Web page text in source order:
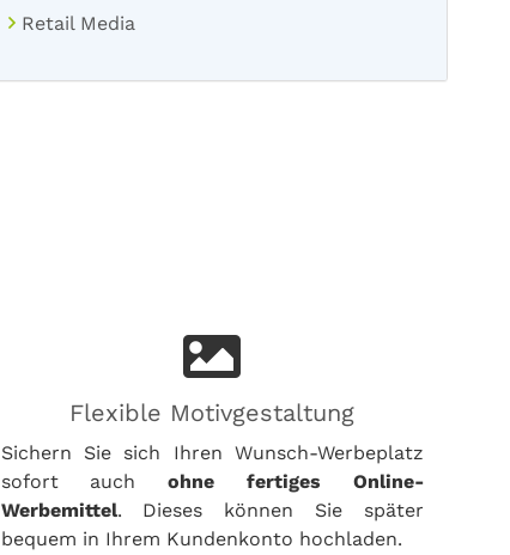
Retail Media
Flexible Motivgestaltung
Sichern Sie sich Ihren Wunsch-Werbeplatz
sofort auchohne fertiges Online-
Werbemittel. Dieses können Sie später
bequem in Ihrem Kundenkonto hochladen.